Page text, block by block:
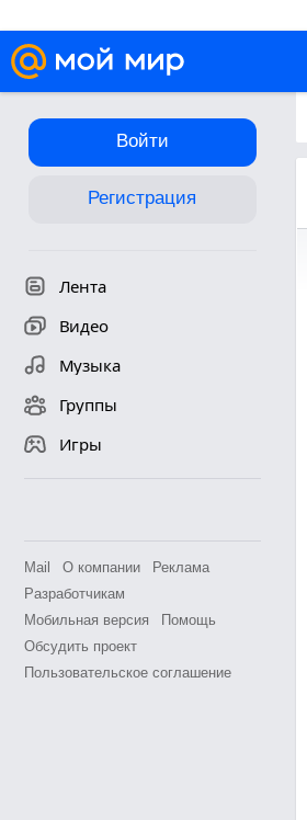
Войти
Регистрация
Лента
Видео
Музыка
Группы
Игры
Mail О компании
Реклама
Разработчикам
Мобильная версия
Помощь
Обсудить проект
Пользовательское соглашение